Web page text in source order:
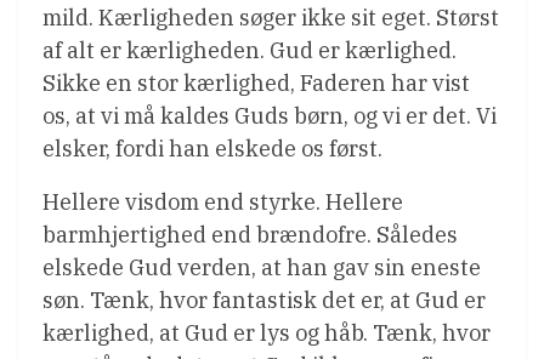
mild. Kærligheden søger ikke sit eget. Størst
af alt er kærligheden. Gud er kærlighed.
Sikke en stor kærlighed, Faderen har vist
os, at vi må kaldes Guds børn, og vi er det. Vi
elsker, fordi han elskede os først.
Hellere visdom end styrke. Hellere
barmhjertighed end brændofre. Således
elskede Gud verden, at han gav sin eneste
søn. Tænk, hvor fantastisk det er, at Gud er
kærlighed, at Gud er lys og håb. Tænk, hvor